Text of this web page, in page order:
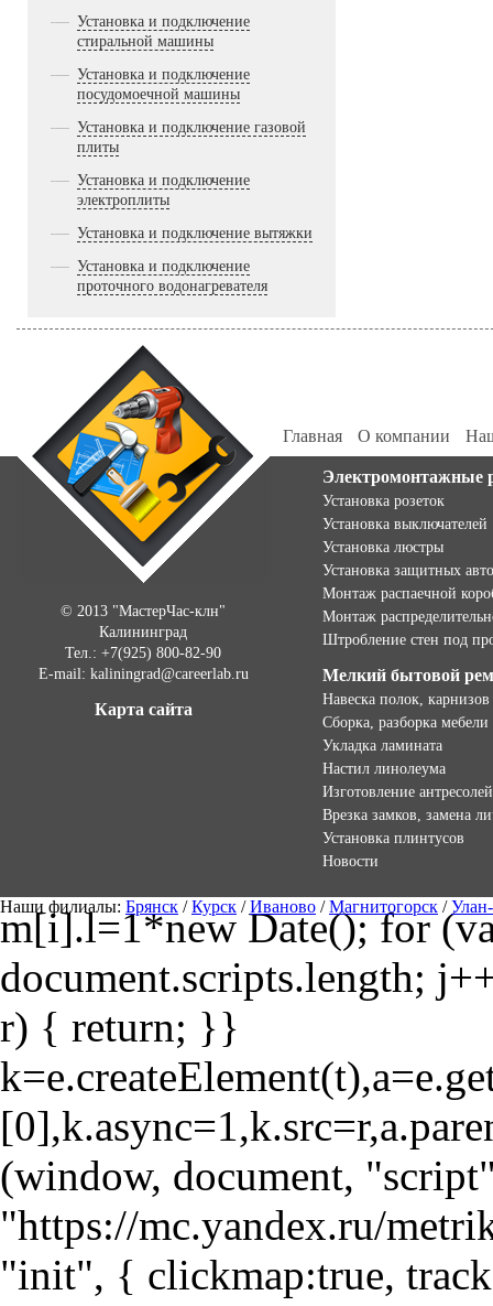
Установка и подключение
стиральной машины
Установка и подключение
посудомоечной машины
Установка и подключение газовой
плиты
Установка и подключение
электроплиты
Установка и подключение вытяжки
Установка и подключение
проточного водонагревателя
Главная О компании
© 2013 "МастерЧас-клн"
Калининград
Тел.: +7(925) 800-82-90
E-mail: kaliningrad@careerlab.ru
Карта сайта
Электромонтажные
Установка розеток
Установка выключателей
Установка люстры
Установка защитных
Монтаж распаечной
Монтаж
Штробление стен под
Мелкий бытовой
Навеска полок, карнизов
Сборка, разборка мебели
Укладка ламината
Настил линолеума
Изготовление антресолей
Врезка замков, замена
Установка плинтусов
Новости
Наши филиалы: Брянск /Курск /Иваново /Магнитогорск /
m[i].l=1*new Date(); for
document.scripts.length;
r) { return; }}
(window, document,
"https://mc.yandex.ru/
"init", { clickmap:true,